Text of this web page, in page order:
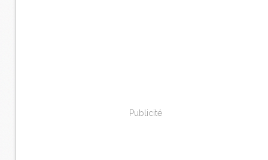
Publicité